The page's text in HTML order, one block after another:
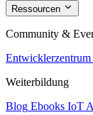
Ressourcen
Community &
Entwicklerzentrum
Weiterbildung
Blog Ebooks IoT